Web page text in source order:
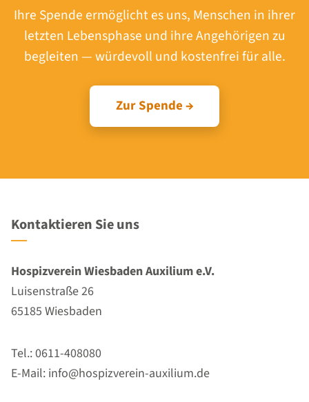
Ihre Spende ermöglicht es uns, Menschen in ihrer
letzten Lebensphase und ihre Angehörigen zu
begleiten — würdevoll und kostenfrei für alle.
Zur Spende →
Kontaktieren Sie uns
Hospizverein Wiesbaden Auxilium e.V.
Luisenstraße 26
65185 Wiesbaden
Tel.: 0611-408080
E-Mail: info@hospizverein-auxilium.de